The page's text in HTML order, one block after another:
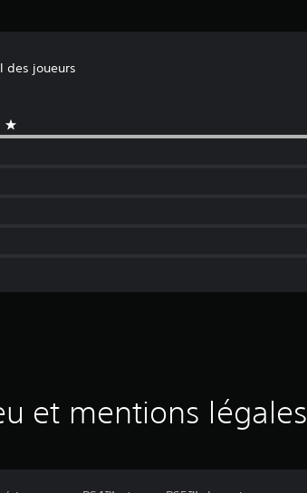
des joueurs
et mentions légales